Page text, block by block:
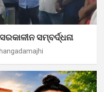
ସମ୍ବର୍ଦ୍ଧନା